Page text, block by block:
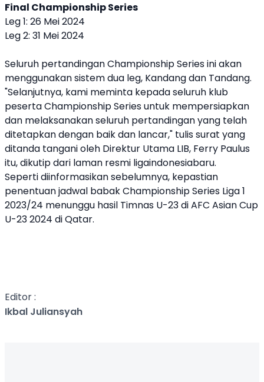
Final Championship Series
Leg 1: 26 Mei 2024
Leg 2: 31 Mei 2024
Seluruh pertandingan Championship Series ini akan
menggunakan sistem dua leg, Kandang dan Tandang.
"Selanjutnya, kami meminta kepada seluruh klub
peserta Championship Series untuk mempersiapkan
dan melaksanakan seluruh pertandingan yang telah
ditetapkan dengan baik dan lancar," tulis surat yang
ditanda tangani oleh Direktur Utama LIB, Ferry Paulus
itu, dikutip dari laman resmi ligaindonesiabaru.
Seperti diinformasikan sebelumnya, kepastian
penentuan jadwal babak Championship Series Liga 1
2023/24 menunggu hasil Timnas U-23 di AFC Asian Cup
U-23 2024 di Qatar.
Editor :
Ikbal Juliansyah